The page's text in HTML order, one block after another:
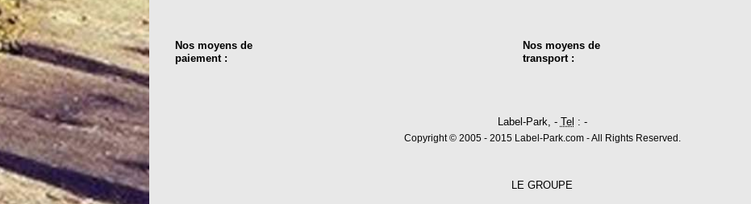
Nos moyens de
paiement :
Nos moyens de
transport :
Label-Park, - Tel : -
Copyright © 2005 - 2015 Label-Park.com - All Rights Reserved.
LE GROUPE